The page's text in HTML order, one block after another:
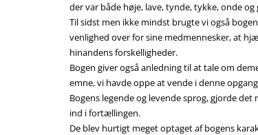
der var både høje, lave, tynde, tykke, onde og
Til sidst men ikke mindst brugte vi også
venlighed over for sine medmennesker, at
hinandens forskelligheder.
Bogen giver også anledning til at tale om
emne, vi havde oppe at vende i denne
Bogens legende og levende sprog, gjorde
ind i fortællingen.
De blev hurtigt meget optaget af bogens